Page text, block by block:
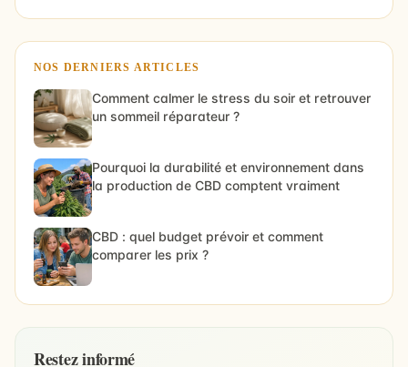
NOS DERNIERS ARTICLES
Comment calmer le stress du soir et retrouver
un sommeil réparateur ?
Pourquoi la durabilité et environnement dans
la production de CBD comptent vraiment
CBD : quel budget prévoir et comment
comparer les prix ?
Restez informé